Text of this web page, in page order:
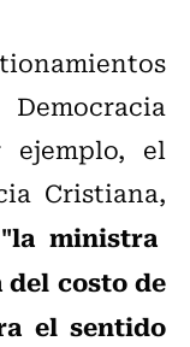
ejemplo, el
Cristiana,
"la ministra
del costo de
el sentido